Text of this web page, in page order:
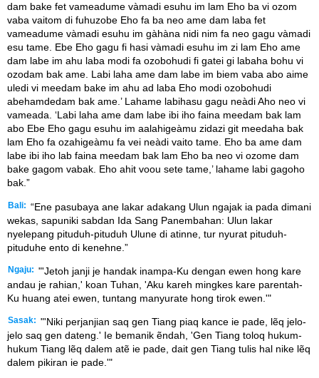
dam bake fet vameadume vàmadi esuhu im lam Eho ba vi ozom
vaba vaitom di fuhuzobe Eho fa ba neo ame dam laba fet
vameadume vàmadi esuhu im gàhàna nidi nim fa neo gagu vàmadi
esu tame. Ebe Eho gagu fi hasi vàmadi esuhu im zi lam Eho ame
dam labe im ahu laba modi fa ozobohudi fi gatei gi labaha bohu vi
ozodam bak ame. Labi laha ame dam labe im biem vaba abo aime
uledi vi meedam bake im ahu ad laba Eho modi ozobohudi
abehamdedam bak ame.’ Lahame labihasu gagu neàdi Aho neo vi
vameada. ‘Labi laha ame dam labe ibi iho faina meedam bak lam
abo Ebe Eho gagu esuhu im aalahigeàmu zidazi git meedaha bak
lam Eho fa ozahigeàmu fa vei neàdi vaito tame. Eho ba ame dam
labe ibi iho lab faina meedam bak lam Eho ba neo vi ozome dam
bake gagom vabak. Eho ahit voou sete tame,’ lahame labi gagoho
bak.”
Bali: “Ene pasubaya ane lakar adakang Ulun ngajak ia pada dimani
wekas, sapuniki sabdan Ida Sang Panembahan: Ulun lakar
nyelepang pituduh-pituduh Ulune di atinne, tur nyurat pituduh-
pituduhe ento di kenehne.”
Ngaju: "'Jetoh janji je handak inampa-Ku dengan ewen hong kare
andau je rahian,' koan Tuhan, 'Aku kareh mingkes kare parentah-
Ku huang atei ewen, tuntang manyurate hong tirok ewen.'"
Sasak: "'Niki perjanjian saq gen Tiang piaq kance ie pade, lẽq jelo-
jelo saq gen dateng.' Ie bemanik ẽndah, 'Gen Tiang toloq hukum-
hukum Tiang lẽq dalem atẽ ie pade, dait gen Tiang tulis hal nike lẽq
dalem pikiran ie pade.'"